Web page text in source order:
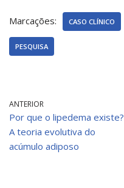
Marcações: CASO CLÍNICO
PESQUISA
ANTERIOR
Por que o lipedema existe?
A teoria evolutiva do
acúmulo adiposo